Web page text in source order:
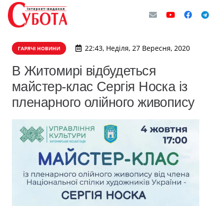
ГАРЯЧІ НОВИНИ 22:43, Неділя, 27 Вересня, 2020
В Житомирі відбудеться
майстер-клас Сергія Носка із
пленарного олійного живопису